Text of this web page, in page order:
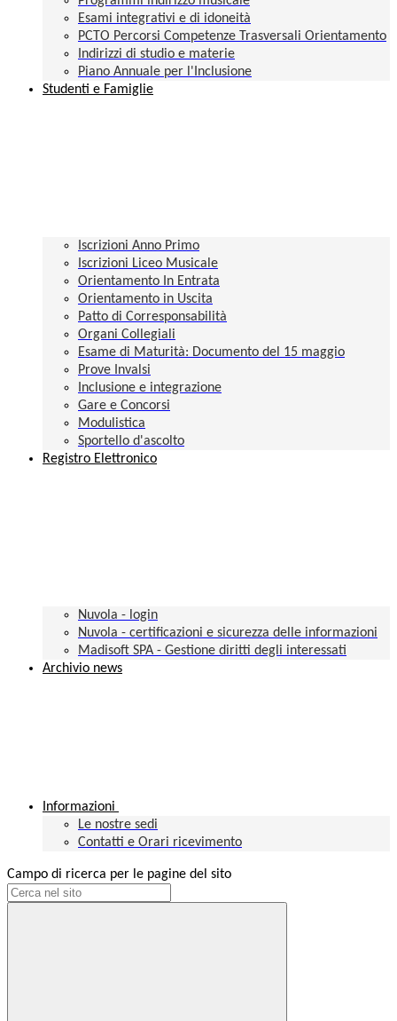
Esami integrativi e di idoneità
PCTO Percorsi Competenze Trasversali Orientamento
Indirizzi di studio e materie
Piano Annuale per l'Inclusione
Studenti e Famiglie
Iscrizioni Anno Primo
Iscrizioni Liceo Musicale
Orientamento In Entrata
Orientamento in Uscita
Patto di Corresponsabilità
Organi Collegiali
Esame di Maturità: Documento del 15 maggio
Prove Invalsi
Inclusione e integrazione
Gare e Concorsi
Modulistica
Sportello d'ascolto
Registro Elettronico
Nuvola - login
Nuvola - certificazioni e sicurezza delle informazioni
Madisoft SPA - Gestione diritti degli interessati
Archivio news
Informazioni
Le nostre sedi
Contatti e Orari ricevimento
Campo di ricerca per le pagine del sito